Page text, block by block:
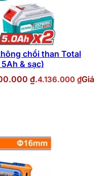
chổi than Total
& sạc)
₫.4.136.000 ₫Giá